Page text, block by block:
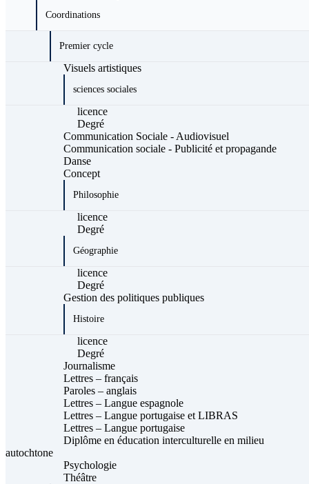
Coordinations
Premier cycle
Visuels artistiques
sciences sociales
licence
Degré
Communication Sociale - Audiovisuel
Communication sociale - Publicité et propagande
Danse
Concept
Philosophie
licence
Degré
Géographie
licence
Degré
Gestion des politiques publiques
Histoire
licence
Degré
Journalisme
Lettres – français
Paroles – anglais
Lettres – Langue espagnole
Lettres – Langue portugaise et LIBRAS
Lettres – Langue portugaise
Diplôme en éducation interculturelle en milieu
autochtone
Psychologie
Théâtre